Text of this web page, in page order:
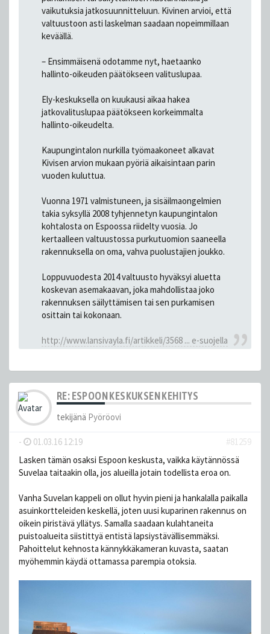
vaikutuksia jatkosuunnitteluun. Kivinen arvioi, että
valtuustoon asti laskelman saadaan nopeimmillaan
keväällä.
– Ensimmäisenä odotamme nyt, haetaanko
hallinto-oikeuden päätökseen valituslupaa.
Ely-keskuksella on kuukausi aikaa hakea
jatkovalituslupaa päätökseen korkeimmalta
hallinto-oikeudelta.
Kaupungintalon nurkilla työmaakoneet alkavat
Kivisen arvion mukaan pyöriä aikaisintaan parin
vuoden kuluttua.
Vuonna 1971 valmistuneen, ja sisäilmaongelmien
takia syksyllä 2008 tyhjennetyn kaupungintalon
kohtalosta on Espoossa riidelty vuosia. Jo
kertaalleen valtuustossa purkutuomion saaneella
rakennuksella on oma, vahva puolustajien joukko.
Loppuvuodesta 2014 valtuusto hyväksyi aluetta
koskevan asemakaavan, joka mahdollistaa joko
rakennuksen säilyttämisen tai sen purkamisen
osittain tai kokonaan.
http://www.lansivayla.fi/artikkeli/3568 ... e-suojella
RE: ESPOON KESKUKSEN KEHITYS
tekijänä Pyöröovi
- 01.03.16 12:19
#81259
Lasken tämän osaksi Espoon keskusta, vaikka käytännössä
Suvelaa taitaakin olla, jos alueilla jotain todellista eroa on.
Vanha Suvelan kappeli on ollut hyvin pieni ja hankalalla paikalla
asuinkortteleiden keskellä, joten uusi kuparinen rakennus on
oikein piristävä yllätys. Samalla saadaan kulahtaneita
puistoalueita siistittyä entistä lapsiystävällisemmäksi.
Pahoittelut kehnosta kännykkäkameran kuvasta, saatan
myöhemmin käydä ottamassa parempia otoksia.